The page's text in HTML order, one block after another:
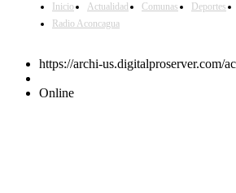
Inicio Actualidad Comunas Deportes
Radio Aconcagua
https://archi-us.digitalproserver.com/
Online